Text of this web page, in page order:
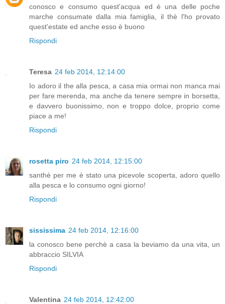
conosco e consumo quest'acqua ed è una delle poche
marche consumate dalla mia famiglia, il thè l'ho provato
quest'estate ed anche esso è buono
Rispondi
Teresa 24 feb 2014, 12:14:00
Io adoro il the alla pesca, a casa mia ormai non manca mai
per fare merenda, ma anche da tenere sempre in borsetta,
e davvero buonissimo, non e troppo dolce, proprio come
piace a me!
Rispondi
rosetta piro 24 feb 2014, 12:15:00
santhè per me è stato una picevole scoperta, adoro quello
alla pesca e lo consumo ogni giorno!
Rispondi
sississima 24 feb 2014, 12:16:00
la conosco bene perchè a casa la beviamo da una vita, un
abbraccio SILVIA
Rispondi
Valentina 24 feb 2014, 12:42:00